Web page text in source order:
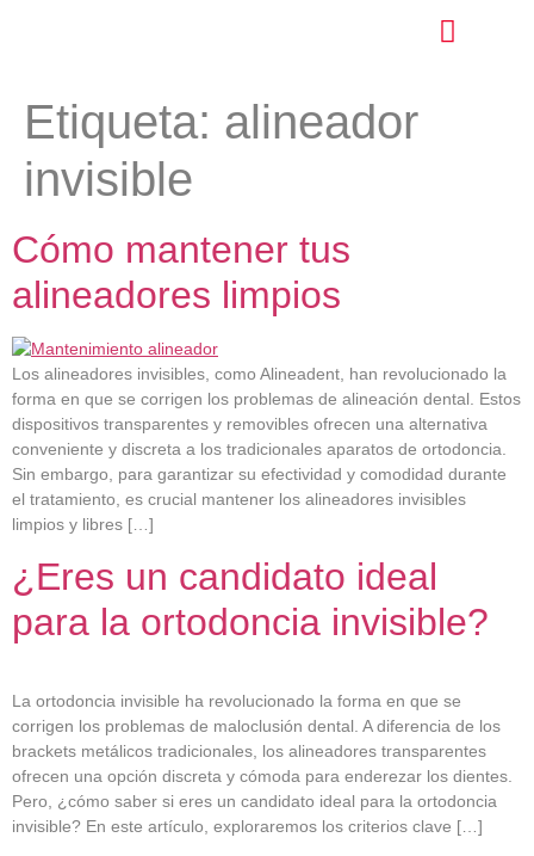
Etiqueta: alineador
invisible
Cómo mantener tus
alineadores limpios
Los alineadores invisibles, como Alineadent, han revolucionado la
forma en que se corrigen los problemas de alineación dental. Estos
dispositivos transparentes y removibles ofrecen una alternativa
conveniente y discreta a los tradicionales aparatos de ortodoncia.
Sin embargo, para garantizar su efectividad y comodidad durante
el tratamiento, es crucial mantener los alineadores invisibles
limpios y libres […]
¿Eres un candidato ideal
para la ortodoncia invisible?
La ortodoncia invisible ha revolucionado la forma en que se
corrigen los problemas de maloclusión dental. A diferencia de los
brackets metálicos tradicionales, los alineadores transparentes
ofrecen una opción discreta y cómoda para enderezar los dientes.
Pero, ¿cómo saber si eres un candidato ideal para la ortodoncia
invisible? En este artículo, exploraremos los criterios clave […]